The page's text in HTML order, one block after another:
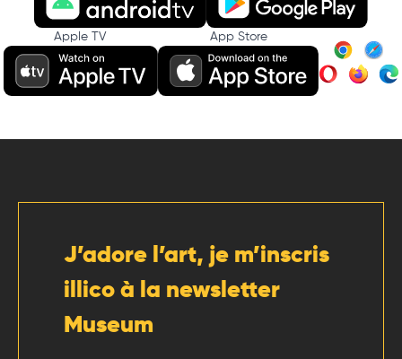
Apple TV App Store
J’adore l’art, je m’inscris
illico à la newsletter
Museum